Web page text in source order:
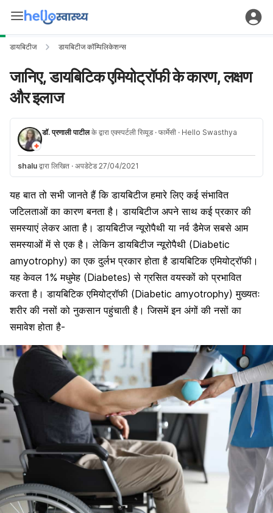
डायबिटीज डायबिटीज कॉम्पिलिकेशन्स
जानिए, डायबिटिक एमियोट्रॉफी के कारण, लक्षण
और इलाज
डॉ. प्रणाली पाटीलके द्वारा एक्स्पर्टली रिव्यूड · फार्मेसी · Hello Swasthya
shalu द्वारा लिखित · अपडेटेड 27/04/2021
यह बात तो सभी जानते हैं कि डायबिटीज हमारे लिए कई संभावित
जटिलताओं का कारण बनता है। डायबिटीज अपने साथ कई प्रकार की
समस्याएं लेकर आता है। डायबिटीज न्यूरोपैथी या नर्व डैमेज सबसे आम
समस्याओं में से एक है। लेकिन डायबिटीज न्यूरोपैथी (Diabetic
amyotrophy) का एक दुर्लभ प्रकार होता है डायबिटिक एमियोट्रॉफी।
यह केवल 1% मधुमेह (Diabetes) से ग्रसित वयस्कों को प्रभावित
करता है। डायबिटिक एमियोट्रॉफी (Diabetic amyotrophy) मुख्यतः
शरीर की नसों को नुकसान पहुंचाती है। जिसमें इन अंगों की नसों का
समावेश होता है-